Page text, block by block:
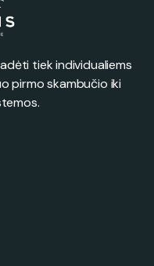
tiek individualiems
pirmo skambučio iki